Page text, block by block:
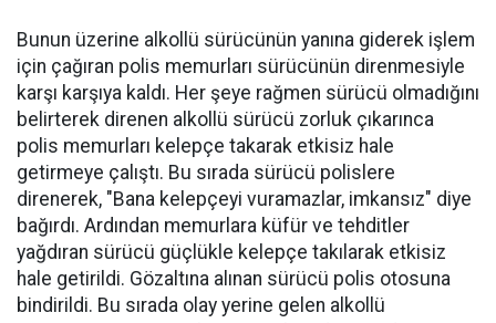
Bunun üzerine alkollü sürücünün yanına giderek işlem
için çağıran polis memurları sürücünün direnmesiyle
karşı karşıya kaldı. Her şeye rağmen sürücü olmadığını
belirterek direnen alkollü sürücü zorluk çıkarınca
polis memurları kelepçe takarak etkisiz hale
getirmeye çalıştı. Bu sırada sürücü polislere
direnerek, "Bana kelepçeyi vuramazlar, imkansız" diye
bağırdı. Ardından memurlara küfür ve tehditler
yağdıran sürücü güçlükle kelepçe takılarak etkisiz
hale getirildi. Gözaltına alınan sürücü polis otosuna
bindirildi. Bu sırada olay yerine gelen alkollü